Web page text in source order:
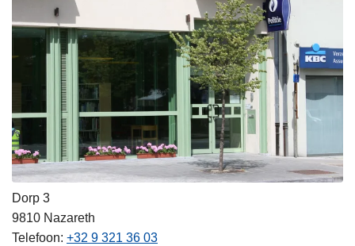
Dorp 3
9810 Nazareth
Telefoon +32 9 321 36 03